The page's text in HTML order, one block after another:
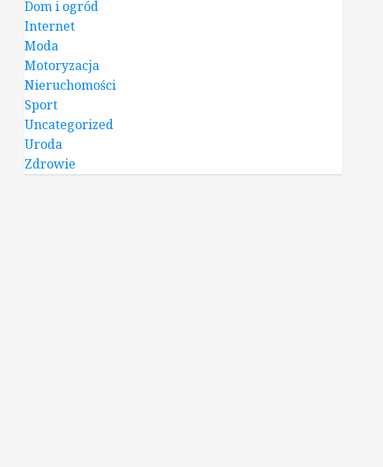
Dom i ogród
Internet
Moda
Motoryzacja
Nieruchomości
Sport
Uncategorized
Uroda
Zdrowie